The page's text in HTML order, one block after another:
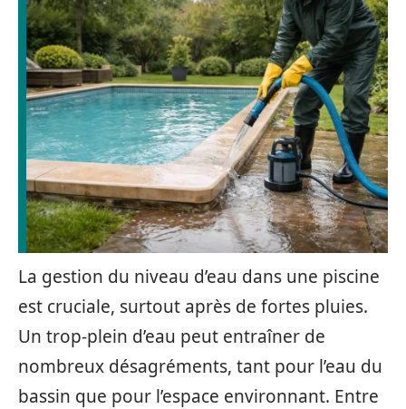
La gestion du niveau d’eau dans une piscine
est cruciale, surtout après de fortes pluies.
Un trop-plein d’eau peut entraîner de
nombreux désagréments, tant pour l’eau du
bassin que pour l’espace environnant. Entre